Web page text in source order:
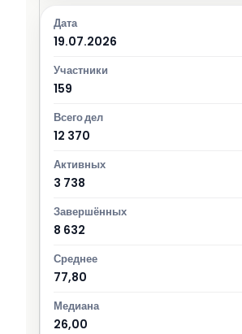
19.07.2026
159
12 370
3 738
8 632
77,80
26,00